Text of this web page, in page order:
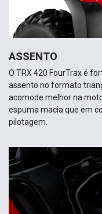
ASSENTO
O TRX 420 FourTrax é
assento no formato
acomode melhor na
espuma macia que em
pilotagem.